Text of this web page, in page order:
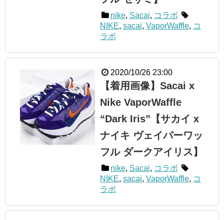
nike, Sacai, コラボ
NIKE, sacai, VaporWaffle, コ
ラボ
2020/10/26 23:00
【着用画像】Sacai x
Nike VaporWaffle
“Dark Iris”【サカイ x
ナイキ ヴェイパーワッ
フル ダークアイリス】
nike, Sacai, コラボ
NIKE, sacai, VaporWaffle, コ
ラボ